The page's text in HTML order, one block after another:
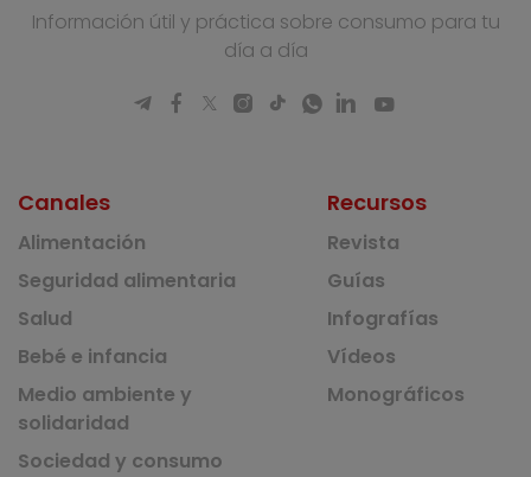
Información útil y práctica sobre consumo para tu
día a día
Canales
Alimentación
Seguridad alimentaria
Salud
Bebé e infancia
Medio ambiente y
solidaridad
Sociedad y consumo
Recursos
Revista
Guías
Infografías
Vídeos
Monográficos